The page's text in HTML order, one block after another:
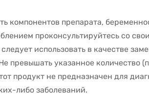
компонентов препарата,
проконсультируйтесь со
использовать в качестве
превышать указанное количество
продукт не предназначен для
либо заболеваний.